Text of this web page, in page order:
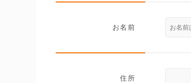
お名前
住所